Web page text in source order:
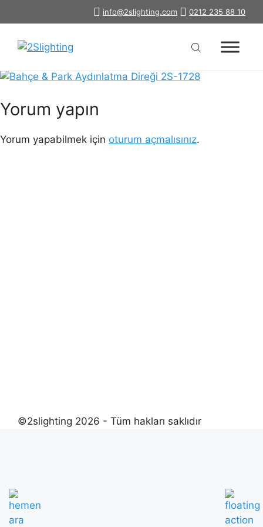
atla
info@2slighting.com 0212 235 88 10
park-bahce-aydinlatma-diregi-
1728
Yorum yapın
Yorum yapabilmek için oturum açmalısınız.
©2slighting 2026 - Tüm hakları saklıdır